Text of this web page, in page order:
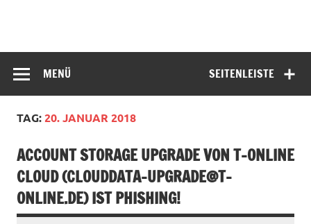
SEITENLEISTE
MENÜ
TAG:20. JANUAR 2018
ACCOUNT STORAGE UPGRADE VON T-ONLINE
CLOUD (CLOUDDATA-UPGRADE@T-
ONLINE.DE) IST PHISHING!